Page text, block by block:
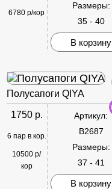
6780 р/кор
Размеры:
35 - 40
В корзину
Полусапоги QIYA
1750 р.
6 пар в кор.
10500 р/
кор
Артикул:
B2687
Размеры:
37 - 41
В корзину